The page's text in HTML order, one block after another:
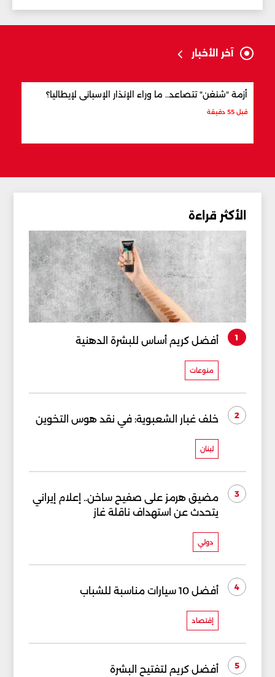
آخر الأخبار
أزمة "شنغن" تتصاعد.. ما وراء الإنذار الإسباني لإيطاليا؟
قبل 55 دقيقة
الأكثر قراءة
1 أفضل كريم أساس للبشرة الدهنية
منوعات
2 خلف غبار الشعبوية: في نقد هوس التخوين
لبنان
3
مضيق هرمز على صفيح ساخن.. إعلام إيراني
يتحدث عن استهداف ناقلة غاز
دولي
4 أفضل 10 سيارات مناسبة للشباب
إقتصاد
5 أفضل كريم لتفتيح البشرة